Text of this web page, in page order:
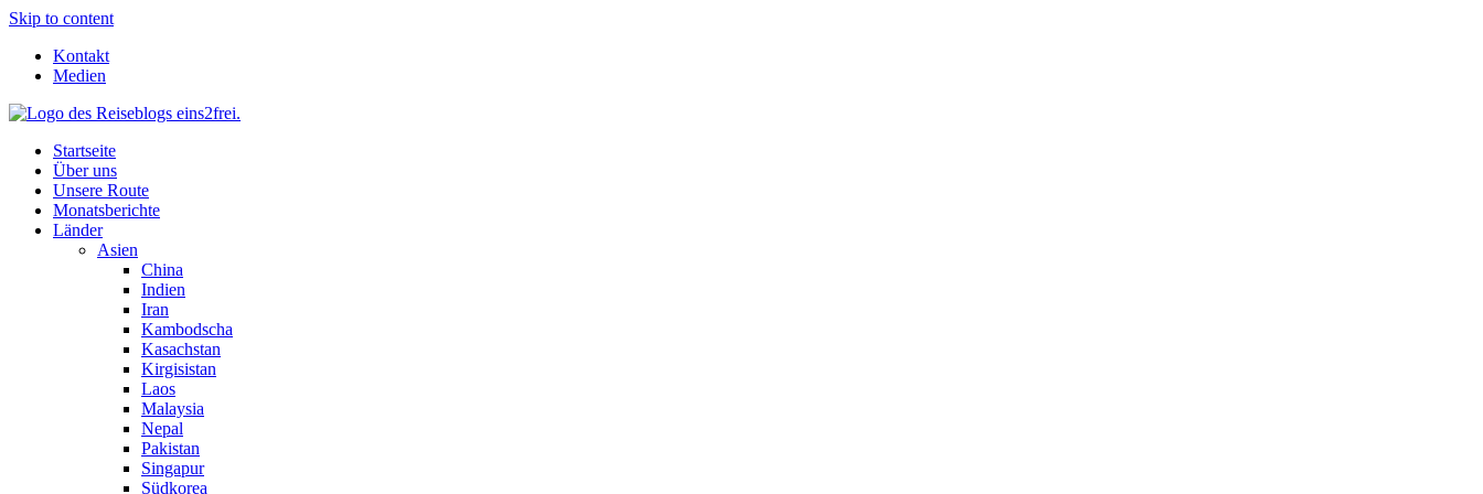
Skip to content
Kontakt
Medien
Startseite
Über uns
Unsere Route
Monatsberichte
Länder
Asien
China
Indien
Iran
Kambodscha
Kasachstan
Kirgisistan
Laos
Malaysia
Nepal
Pakistan
Singapur
Südkorea